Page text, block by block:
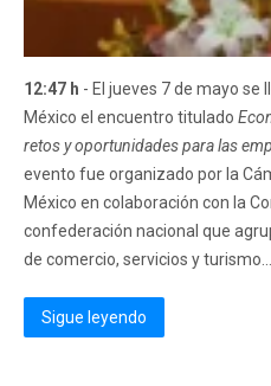
12:47 h - El jueves 7 de mayo se
México el encuentro titulado
retos y oportunidades para las
evento fue organizado por la
México en colaboración con la
confederación nacional que
de comercio, servicios y turismo...
Sigue leyendo